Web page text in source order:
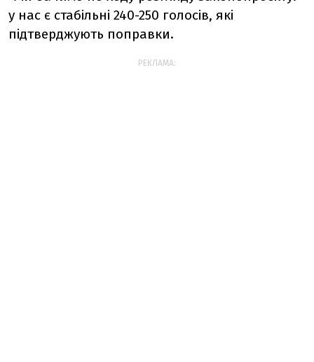
у нас є стабільні 240-250 голосів, які
підтверджують поправки.
РЕКЛАМА: